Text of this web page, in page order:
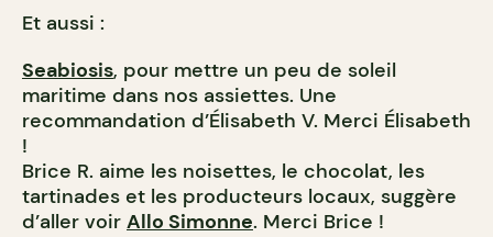
Et aussi :
Seabiosis, pour mettre un peu de soleil
maritime dans nos assiettes. Une
recommandation d’Élisabeth V. Merci Élisabeth
!
Brice R. aime les noisettes, le chocolat, les
tartinades et les producteurs locaux, suggère
d’aller voir Allo Simonne. Merci Brice !